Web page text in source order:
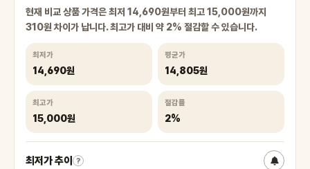
현재 비교 상품 가격은 최저 14,690원부터 최고 15,000원까지
310원 차이가 납니다. 최고가 대비 약 2% 절감할 수 있습니다.
최저가
14,690원
평균가
14,805원
최고가
15,000원
절감률
2%
최저가 추이 ?